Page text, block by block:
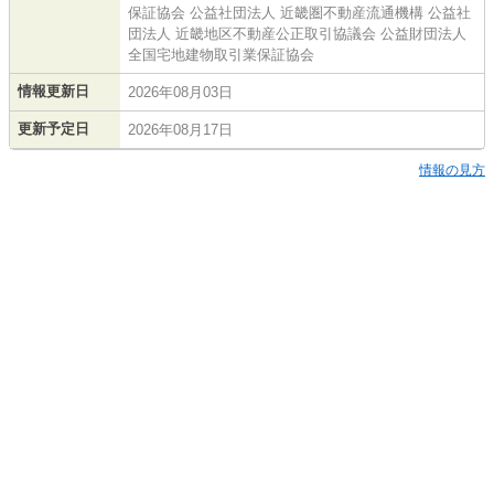
保証協会 公益社団法人 近畿圏不動産流通機構 公益社
団法人 近畿地区不動産公正取引協議会 公益財団法人
全国宅地建物取引業保証協会
情報更新日 2026年08月03日
更新予定日 2026年08月17日
情報の見方